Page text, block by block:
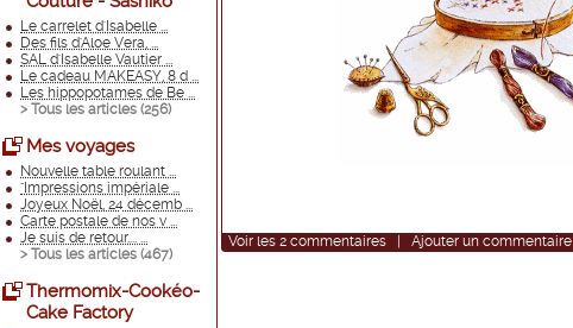
Le carrelet d'Isabelle ...
Des fils d'Aloe Vera, ...
SAL d'Isabelle Vautier ...
Le cadeau MAKEASY, 8 d ...
Les hippopotames de Be ...
> Tous les articles (256)
Mes voyages
Nouvelle table roulant ...
"Impressions impériale ...
Joyeux Noël, 24 décemb ...
Carte postale de nos v ...
Je suis de retour.... ...
> Tous les articles (467)
Thermomix-Cookéo-
Cake Factory
Voir les 2 commentaires Ajouter un commentaire